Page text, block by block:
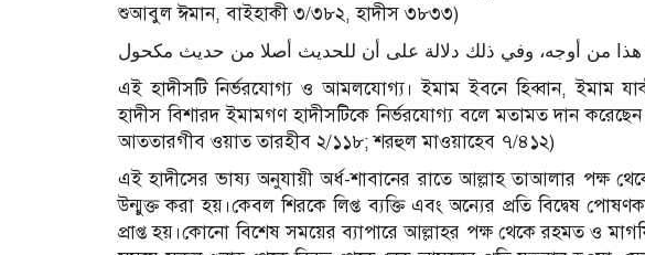
শুআবুল ঈমান, বাইহাকী ৩/৩৮২, হাদীস ৩৮৩৩)
এই হাদীসটি নির্ভরযোগ্য ও আমলযোগ্য। ইমাম ইবনে হিব্বান, ইমাম
হাদীস বিশারদ ইমামগণ হাদীসটিকে নির্ভরযোগ্য বলে মতামত দান
আততারগীব ওয়াত তারহীব ২/১১৮; শরহুল মাওয়াহেব ৭/৪১২)
এই হাদীসের ভাষ্য অনুযায়ী অর্ধ-শাবানের রাতে আল্লাহ তাআলার পক্ষ
উন্মুক্ত করা হয়।কেবল শিরকে লিপ্ত ব্যক্তি এবং অন্যের প্রতি বিদ্বেষ
প্রাপ্ত হয়।কোনো বিশেষ সময়ের ব্যাপারে আল্লাহর পক্ষ থেকে রহমত ও